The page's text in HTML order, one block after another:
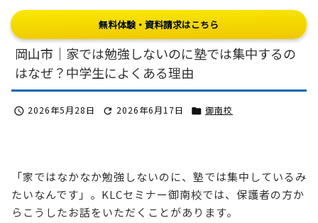
無料体験・資料請求はこちら
岡山市｜家では勉強しないのに塾では集中するの
はなぜ？中学生によくある理由
 2026年5月28日  2026年6月17日  御南校
「家ではなかなか勉強しないのに、塾では集中しているみ
たいなんです」。KLCセミナー御南校では、保護者の方か
らこうしたお話をいただくことがあります。